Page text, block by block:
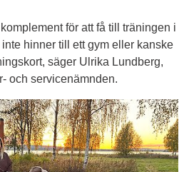
för att få till träningen i
hinner till ett gym eller kanske
säger Ulrika Lundberg,
och servicenämnden.